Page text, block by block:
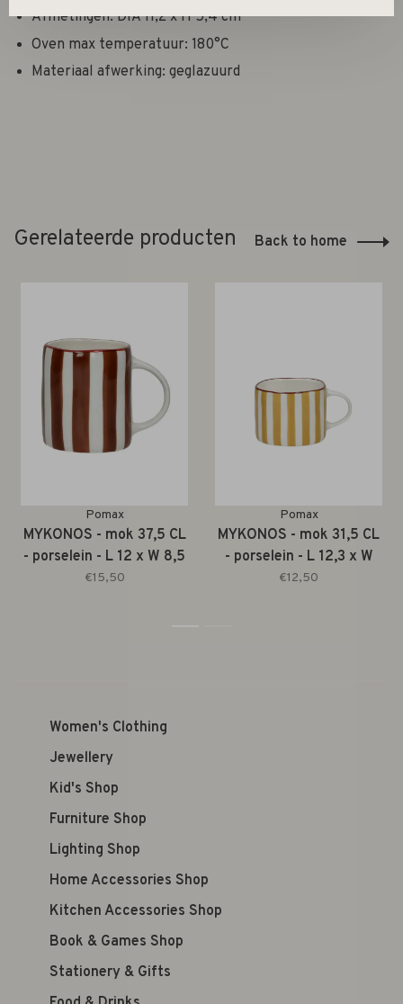
Afmetingen: DIA 11,2 x H 5,4 cm
Oven max temperatuur: 180°C
Materiaal afwerking: geglazuurd
Gerelateerde producten Back to home
Pomax
MYKONOS - mok 37,5 CL
- porselein - L 12 x W 8,5
x H 9 cm - roest
€15,50
Pomax
MYKONOS - mok 31,5 CL
- porselein - L 12,3 x W
8,8 x H 6,8 cm - geel
€12,50
Women's Clothing
Jewellery
Kid's Shop
Furniture Shop
Lighting Shop
Home Accessories Shop
Kitchen Accessories Shop
Book & Games Shop
Stationery & Gifts